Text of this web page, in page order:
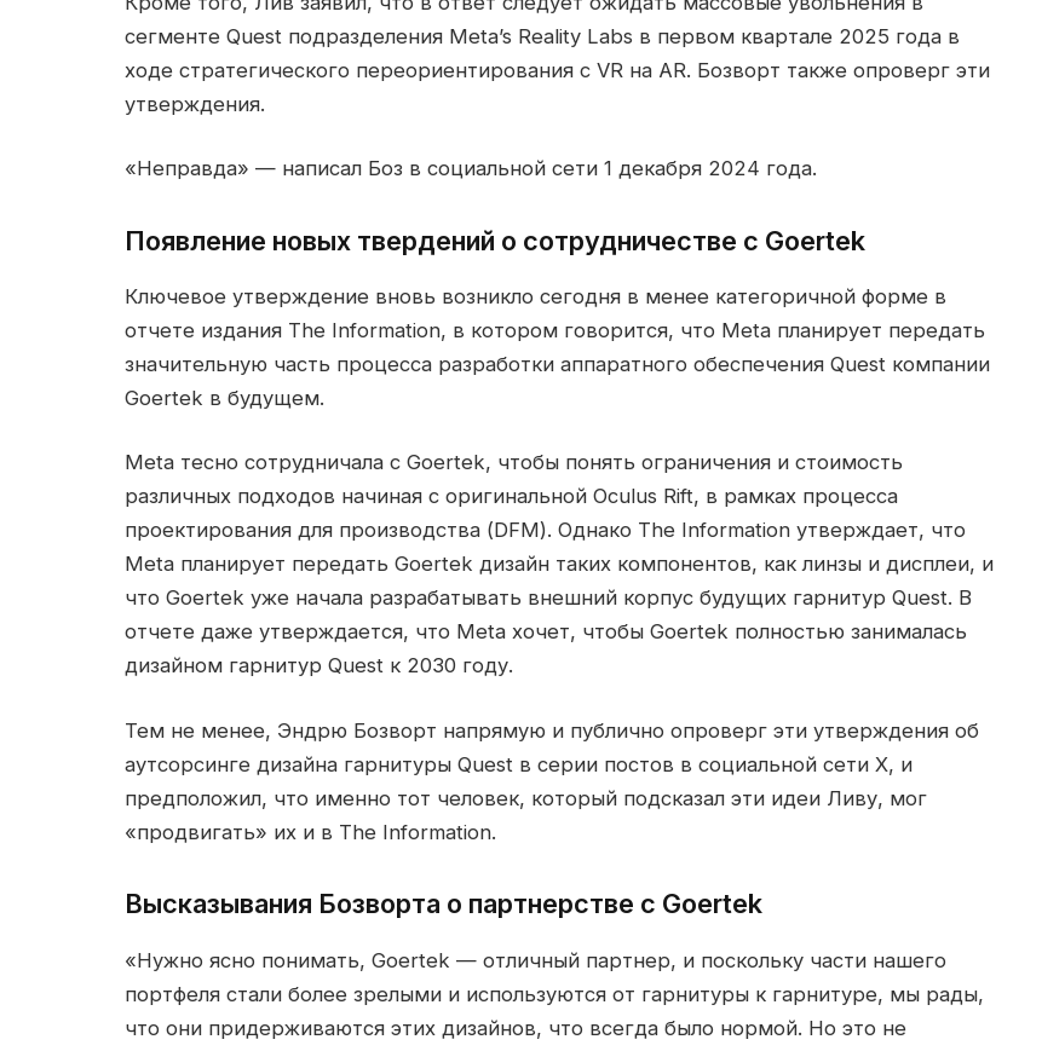
сегменте Quest подразделения Meta’s Reality Labs в первом квартале 2025 года в
ходе стратегического переориентирования с VR на AR. Бозворт также опроверг эти
утверждения.
«Неправда» — написал Боз в социальной сети 1 декабря 2024 года.
Появление новых твердений о сотрудничестве с Goertek
Ключевое утверждение вновь возникло сегодня в менее категоричной форме в
отчете издания The Information, в котором говорится, что Meta планирует передать
значительную часть процесса разработки аппаратного обеспечения Quest компании
Goertek в будущем.
Meta тесно сотрудничала с Goertek, чтобы понять ограничения и стоимость
различных подходов начиная с оригинальной Oculus Rift, в рамках процесса
проектирования для производства (DFM). Однако The Information утверждает, что
Meta планирует передать Goertek дизайн таких компонентов, как линзы и дисплеи, и
что Goertek уже начала разрабатывать внешний корпус будущих гарнитур Quest. В
отчете даже утверждается, что Meta хочет, чтобы Goertek полностью занималась
дизайном гарнитур Quest к 2030 году.
Тем не менее, Эндрю Бозворт напрямую и публично опроверг эти утверждения об
аутсорсинге дизайна гарнитуры Quest в серии постов в социальной сети X, и
предположил, что именно тот человек, который подсказал эти идеи Ливу, мог
«продвигать» их и в The Information.
Высказывания Бозворта о партнерстве с Goertek
«Нужно ясно понимать, Goertek — отличный партнер, и поскольку части нашего
портфеля стали более зрелыми и используются от гарнитуры к гарнитуре, мы рады,
что они придерживаются этих дизайнов, что всегда было нормой. Но это не